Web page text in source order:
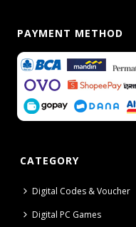
PAYMENT METHOD
CATEGORY
Digital Codes & Voucher
Digital PC Games